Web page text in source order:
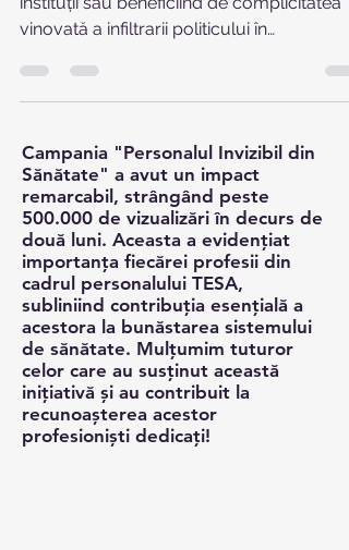
Profitând de proasta organizare a unor
vinovată a infiltrarii politicului în
conducerea...
Campania "Personalul Invizibil din
Sănătate" a avut un impact
remarcabil, strângând peste
500.000 de vizualizări în decurs de
două luni. Aceasta a evidențiat
importanța fiecărei profesii din
cadrul personalului TESA,
subliniind contribuția esențială a
acestora la bunăstarea sistemului
de sănătate. Mulțumim tuturor
celor care au susținut această
inițiativă și au contribuit la